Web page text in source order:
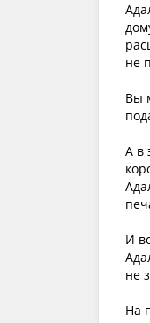
не
Вы
А в
И
не
На